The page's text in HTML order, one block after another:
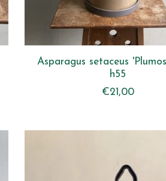
Asparagus setaceus
h55
€21,00